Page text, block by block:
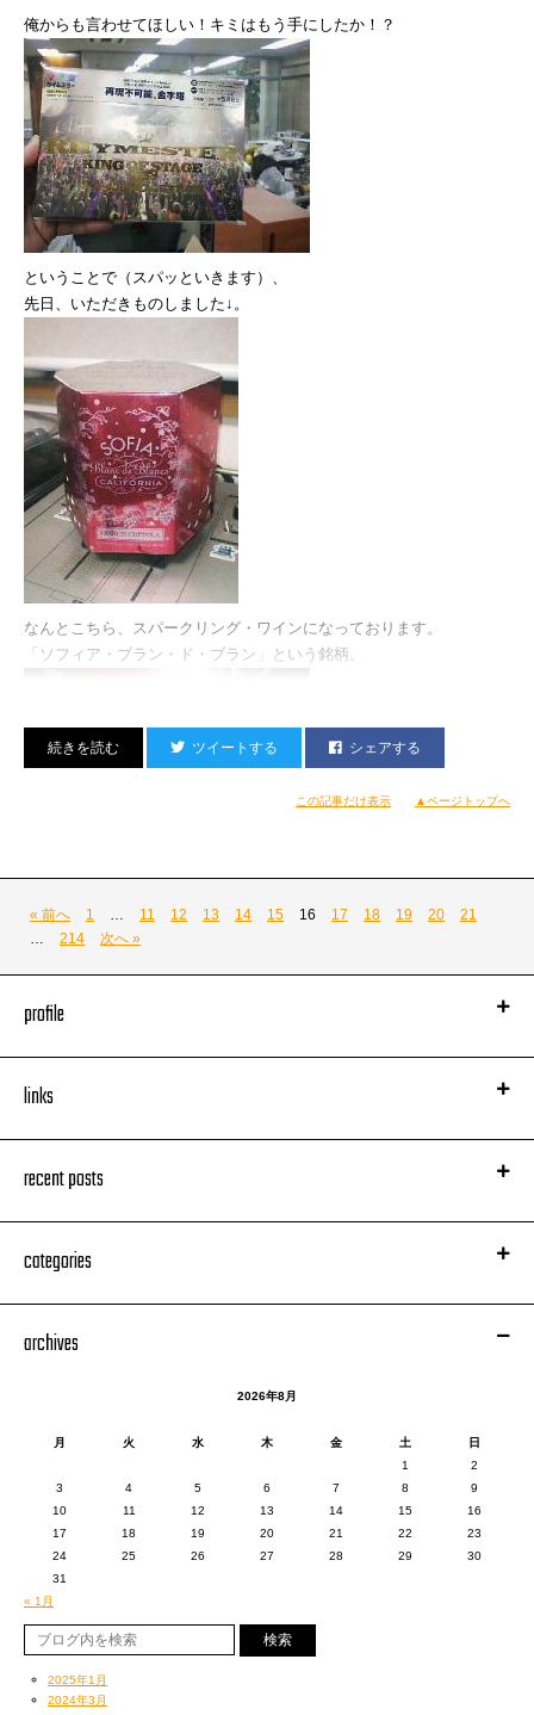
そーいえば月曜日のミーティングにて、
マボロシTOUR 2008『ラップ＆ギターvol.1』の
セットリストがほぼ完成しました。
新旧織り交ぜ結構なヴォリューム！
あざーっす！
追加公演なるか？
びみょーなとこみたいっすよ。
今週はマンちゃん（Miss Mondayさん）と
スタジオ入ったり、札幌行ったり（日帰り！）、
リハしたりな毎日。
心から感謝！！！
12/2、TOWER RECORDS渋谷店
俺からも言わせてほしい！キミはもう手にしたか！？
ということで（スパッといきます）、
先日、いただきものしました↓。
なんとこちら、スパークリング・ワインになっております。
「ソフィア・ブラン・ド・ブラン」という銘柄。
映画「ゴッドファーザー」でお馴染みフランシス・コッポラが
愛娘ソフィア・コッポラのために作ったというブツだそうです。
贈答用の素敵なケースに缶入りで。
いま冷蔵庫で冷やし中♪
そして先日、今度は俺らしい展示会にお邪魔しました。
イケてる格闘技ファッション・ブランド、
reversal.dogi.design.works
ツイートする シェアする
この記事だけ表示 ▲ページトップへ
« 前へ 1 11 12 13 14 15 16 17 18 19 20
21
214 次へ »
profile
links
recent posts
categories
archives
2026年8月
月 火 水 木 金 土
日
1
2
3
4 5 6 7 8
9
10
11 12 13 14 15
16
17
18 19 20 21 22
23
24
25 26 27 28 29
30
31
« 1月
2025年1月
2024年3月